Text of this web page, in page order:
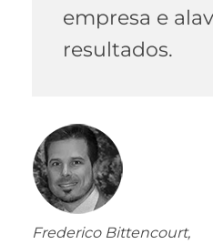
empresa e
resultados.
Frederico Bittencourt,